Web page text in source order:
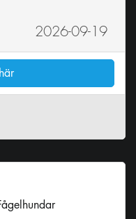
2026-09-19